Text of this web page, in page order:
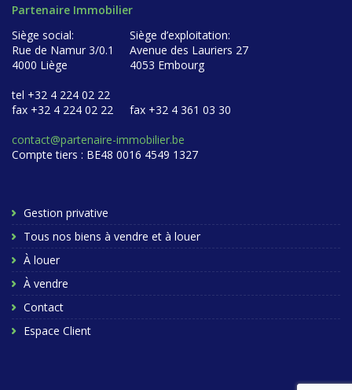
Partenaire Immobilier
Siège social:
Rue de Namur 3/0.1
4000 Liège
tel +32 4 224 02 22
fax +32 4 224 02 22
Siège d’exploitation:
Avenue des Lauriers 27
4053 Embourg
fax +32 4 361 03 30
contact@partenaire-immobilier.be
Compte tiers : BE48 0016 4549 1327
Gestion privative
Tous nos biens à vendre et à louer
À louer
À vendre
Contact
Espace Client